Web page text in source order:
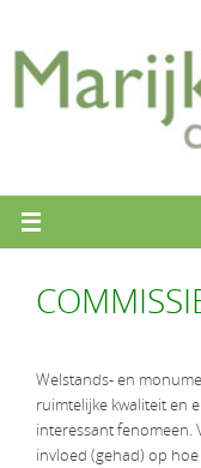
inhoud
Welstands- en
ruimtelijke kwaliteit en
interessant fenomeen.
invloed (gehad) op